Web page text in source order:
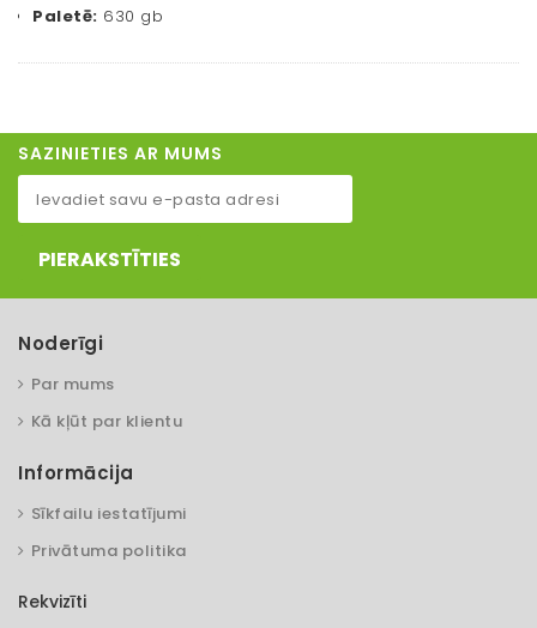
Paletē: 630 gb
SAZINIETIES AR MUMS
PIERAKSTĪTIES
Noderīgi
Par mums
Kā kļūt par klientu
Informācija
Sīkfailu iestatījumi
Privātuma politika
Rekvizīti